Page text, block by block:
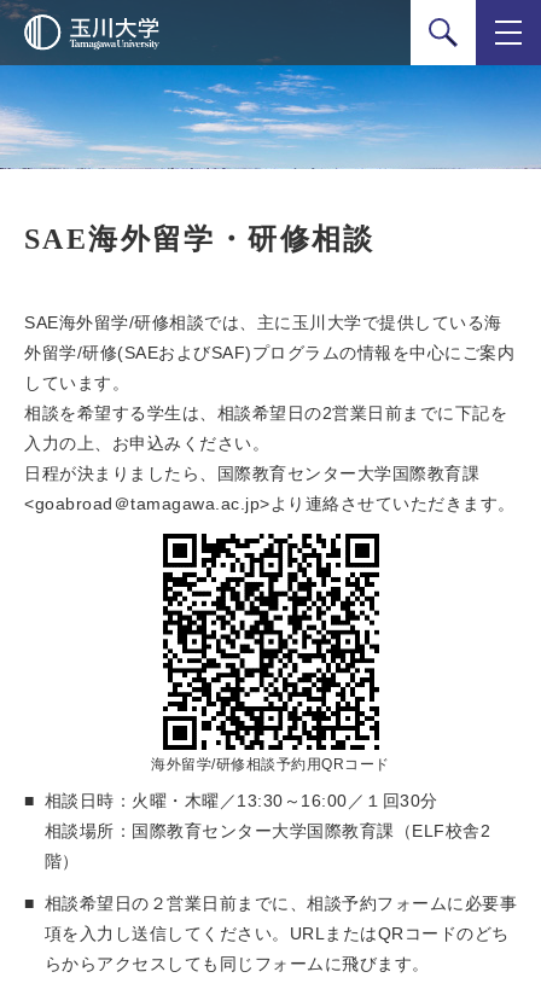
検索
SAE海外留学・研修相談
SAE海外留学/研修相談では、主に玉川大学で提供している海
外留学/研修(SAEおよびSAF)プログラムの情報を中心にご案内
しています。
相談を希望する学生は、相談希望日の2営業日前までに下記を
入力の上、お申込みください。
日程が決まりましたら、国際教育センター大学国際教育課
<goabroad＠tamagawa.ac.jp>より連絡させていただきます。
海外留学/研修相談予約用QRコード
■ 相談日時：火曜・木曜／13:30～16:00／１回30分
相談場所：国際教育センター大学国際教育課（ELF校舎2
階）
■ 相談希望日の２営業日前までに、相談予約フォームに必要事
項を入力し送信してください。URLまたはQRコードのどち
らからアクセスしても同じフォームに飛びます。